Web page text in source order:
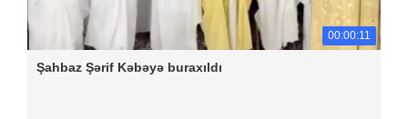
00:00:11
Şahbaz Şərif Kəbəyə buraxıldı